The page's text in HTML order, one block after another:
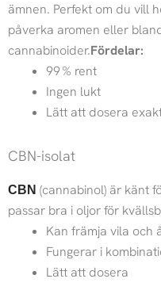
ämnen. Perfekt om du vill
påverka aromen eller
cannabinoider.Fördelar:
99 % rent
Ingen lukt
Lätt att dosera
CBN-isolat
CBN (cannabinol) är känt
passar bra i oljor för
Kan främja vila och
Fungerar i
Lätt att dosera